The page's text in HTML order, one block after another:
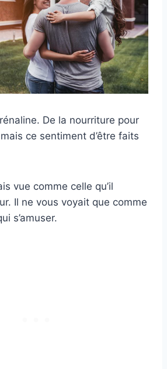
De la nourriture pour
ce sentiment d’être faits
vue comme celle qu’il
Il ne vous voyait que comme
s’amuser.